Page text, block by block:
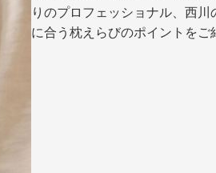
りのプロフェッショナル、西
に合う枕えらびのポイントをご